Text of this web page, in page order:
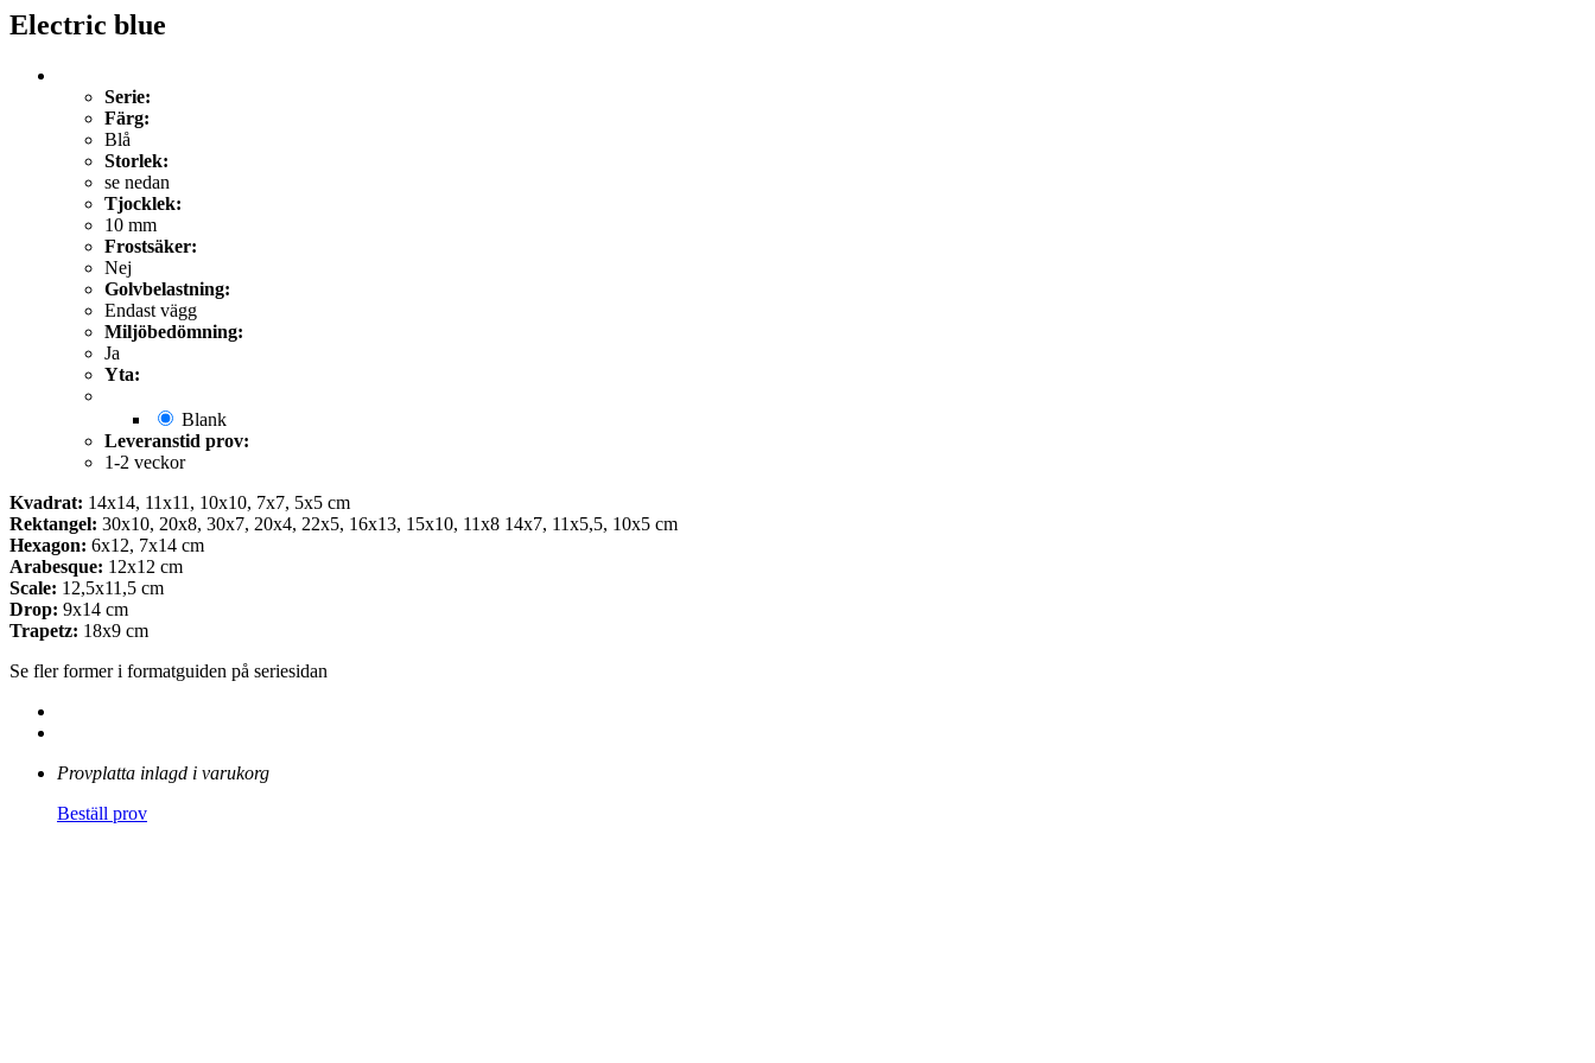
Electric blue
Serie:
Färg:
Blå
Storlek:
se nedan
Tjocklek:
10 mm
Frostsäker:
Nej
Golvbelastning:
Endast vägg
Miljöbedömning:
Ja
Yta:
Blank
Leveranstid prov:
1-2 veckor
Kvadrat: 14x14, 11x11, 10x10, 7x7, 5x5 cm
Rektangel: 30x10, 20x8, 30x7, 20x4, 22x5, 16x13, 15x10, 11x8 14x7, 11x5,5, 10x5 cm
Hexagon: 6x12, 7x14 cm
Arabesque: 12x12 cm
Scale: 12,5x11,5 cm
Drop: 9x14 cm
Trapetz: 18x9 cm
Se fler former i formatguiden på seriesidan
Provplatta inlagd i varukorg
Beställ prov